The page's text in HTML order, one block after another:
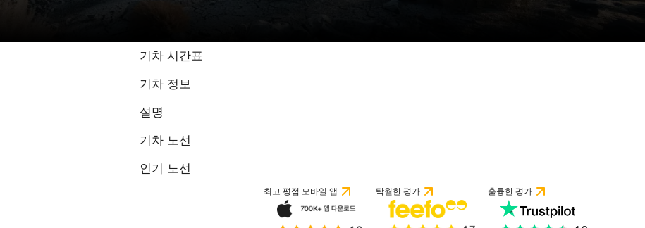
기차 시간표
기차 정보
설명
기차 노선
인기 노선
최고 평점 모바일 앱 탁월한 평가 훌륭한 평가